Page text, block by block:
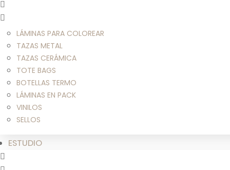
LÁMINAS PARA COLOREAR
TAZAS METAL
TAZAS CERÁMICA
TOTE BAGS
BOTELLAS TERMO
LÁMINAS EN PACK
VINILOS
SELLOS
ESTUDIO